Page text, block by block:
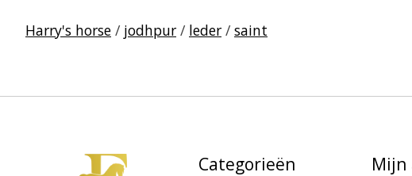
Harry's horse / jodhpur / leder / saint
Categorieën Mijn